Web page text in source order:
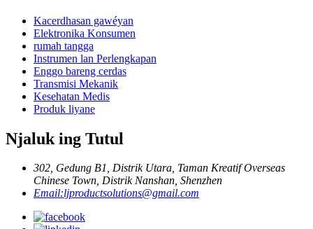
Kacerdhasan gawéyan
Elektronika Konsumen
rumah tangga
Instrumen lan Perlengkapan
Enggo bareng cerdas
Transmisi Mekanik
Kesehatan Medis
Produk liyane
Njaluk ing Tutul
302, Gedung B1, Distrik Utara, Taman Kreatif Overseas
Chinese Town, Distrik Nanshan, Shenzhen
Email:ljproductsolutions@gmail.com